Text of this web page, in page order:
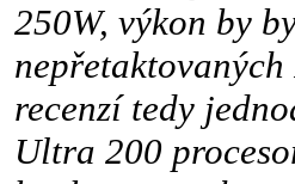
250W, výkon by
nepřetaktovaných
recenzí tedy
Ultra 200